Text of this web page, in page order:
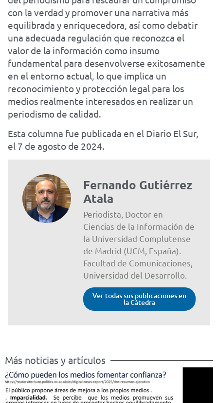
con la verdad y promover una narrativa más
equilibrada y enriquecedora, así como debatir
una adecuada regulación que reconozca el
valor de la información como insumo
fundamental para desenvolverse exitosamente
en el entorno actual, lo que implica un
reconocimiento y protección legal para los
medios realmente interesados en realizar un
periodismo de calidad.
Esta columna fue publicada en el Diario El Sur,
el 7 de agosto de 2024.
Fernando Gutiérrez
Atala
Periodista, Doctor en
Ciencias de la Información de
la Universidad Complutense
de Madrid (UCM, España).
Facultad de Comunicaciones,
Universidad del Desarrollo.
Ver todas sus publicaciones en
la Cátedra
Más noticias y artículos